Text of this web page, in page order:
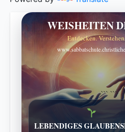
WEISHEITEN
Entdecken.
```
Bibelgeschichten zum
```